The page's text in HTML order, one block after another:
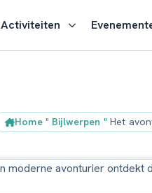
Activiteiten
Home" Bijlwerpen "Het